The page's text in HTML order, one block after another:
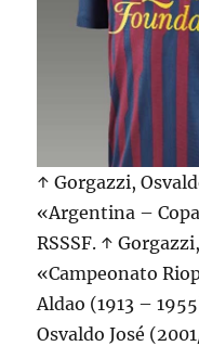
↑ Gorgazzi,
«Argentina –
RSSSF. ↑
«Campeonato
Aldao (1913 –
Osvaldo José